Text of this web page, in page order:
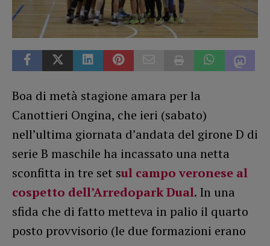
Boa di metà stagione amara per la
Canottieri Ongina, che ieri (sabato)
nell’ultima giornata d’andata del girone D di
serie B maschile ha incassato una netta
sconfitta in tre set sul campo veronese al
cospetto dell’Arredopark Dual. In una
sfida che di fatto metteva in palio il quarto
posto provvisorio (le due formazioni erano